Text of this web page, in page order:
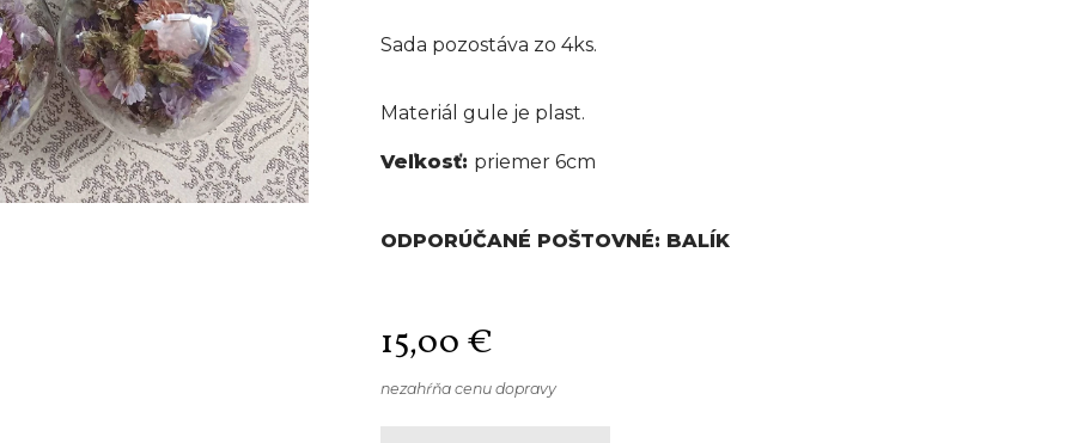
Sada pozostáva zo 4ks.
Materiál gule je plast.
Veľkosť: priemer 6cm
ODPORÚČANÉ POŠTOVNÉ: BALÍK
15,00 €
nezahŕňa cenu dopravy